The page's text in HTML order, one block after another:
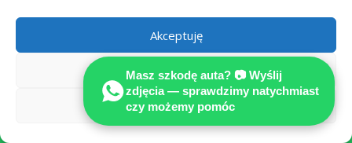
Akceptuję
Odmów
Zobacz preferencje
powinien posiadać wiedzę nie tylko techniczną, ale i
prawną, co gwarantuje niezależność i rzetelność opinii.
Jakie błędy najczęściej pojawiają
się w amatorskich wycenach?
Najczęstszym problemem jest niedbała ocena szkód,

Masz szkodę auta? 📷 Wyślij
zdjęcia — sprawdzimy natychmiast
czy możemy pomóc